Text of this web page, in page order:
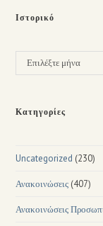
Ιστορικό
Επιλέξτε μήνα
Κατηγορίες
Uncategorized (230)
Ανακοινώσεις (407)
Ανακοινώσεις